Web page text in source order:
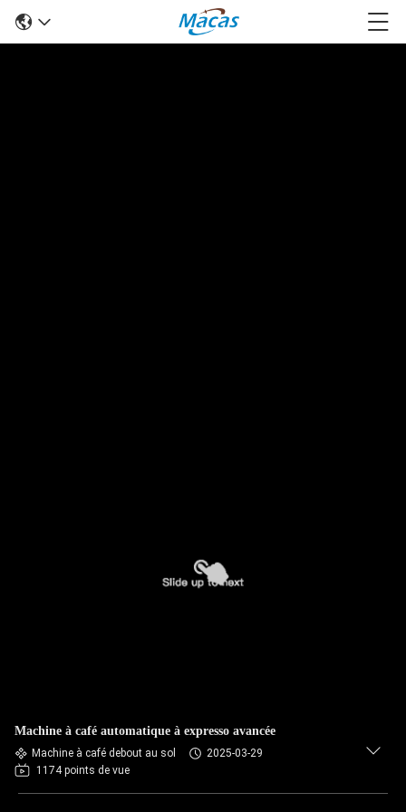
Machine à café automatique à expresso avancée
Machine à café debout au sol
2025-03-29
1174 points de vue